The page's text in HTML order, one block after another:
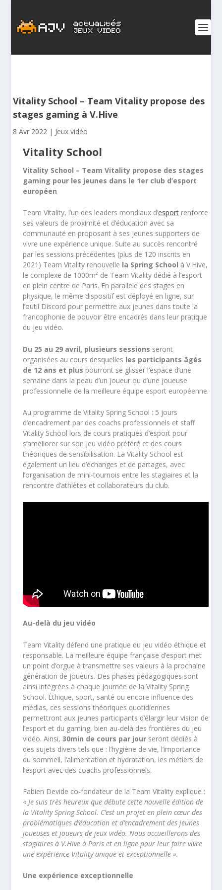
Vitality School – Team Vitality propose des
stages gaming à V.Hive
8 Avr 2022 | Jeux vidéo
Vitality School
Vitality School – Team Vitality propose des stages
gaming pour les jeunes dans le 1er club d’esport
européen
Team Vitality, l’un des leaders mondiaux d’esport renforce
ses valeurs de proximité et d’éducation avec sa
communauté en proposant à ses jeunes supporters de
vivre une expérience unique. Suite au succès rencontré
par les sessions précédentes (plus de 120 inscrits en
2021) Team Vitality renouvelle la Spring School à V.Hive,
le complexe de 1000m² de Team Vitality dédié à l’esport
en plein centre de Paris. En parallèle des stages en
physique, le même dispositif est déployé en ligne, sur
l’outil Discord pour permettre aux jeunes dans toute la
francophonie de pouvoir être encadrés dans leur pratique
du jeu vidéo.
Du 25 au 29 avril, plusieurs sessions seront
organisées au cours desquelles les participants âgés
de 12 ans et plus pourront se glisser l’espace d’une
semaine dans la peau d’un joueur ou d’une joueuse
professionnelle de la meilleure équipe esport européenne.
Au programme de Vitality Spring School : 5 jours
d’encadrement par des coachs professionnels et staff
Vitality School lors de cours pratiques d’esport pour
s’améliorer sur son jeu vidéo préféré et des cours
théoriques de sensibilisation. La Vitality School est
également un lieu d’échanges et de partages, avec
l’organisation de mini-tournois entre les stagiaires et la
rencontre d’athlètes et collaborateurs du club.
Au-delà du jeu vidéo
Team Vitality défend une pratique du jeu vidéo éthique et
responsable. La meilleure équipe française d’esport met
un point d’orgue à transmettre ses valeurs à la prochaine
génération de joueurs. Des phases pédagogiques sont
ainsi intégrées à chaque journée de la Vitality Spring
School. Éthique, sport, santé ou encore influence des
médias, ces sessions théoriques quotidiennes
permettront aux jeunes participants d’élargir leur vision de
l’esport et du gaming, bien au-delà des frontières du jeu
vidéo. Ainsi,30min de cours par jour seront dédiés à
des sujets divers tels que : l’hygiène de vie, l’importance
du sommeil, l’alimentation et hydratation, les métiers de
l’esport avec des coachs professionnels.
Fabien Devide co-fondateur de la Team Vitality explique :
«Je suis très heureux que débute cette nouvelle édition de
la Vitality Spring School. C’est un projet en plein cœur des
problématiques d’éducation et d’encadrement des jeunes
joueuses et joueurs de jeux vidéo. Nous accueillerons des
stagiaires à V.Hive à Paris et en ligne pour leur faire vivre
une expérience Vitality unique et exceptionnelle ».
Une expérience exceptionnelle